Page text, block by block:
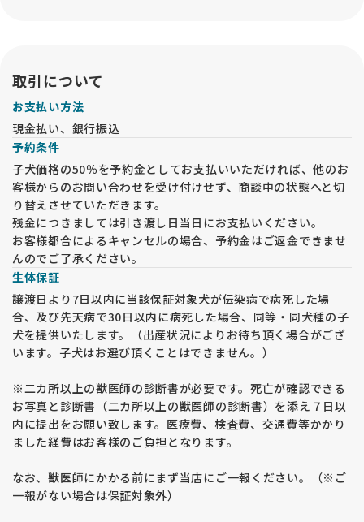
取引について
お支払い方法
現金払い、銀行振込
予約条件
子犬価格の50％を予約金としてお支払いいただければ、他のお
客様からのお問い合わせを受け付けせず、商談中の状態へと切
り替えさせていただきます。
残金につきましては引き渡し日当日にお支払いください。
お客様都合によるキャンセルの場合、予約金はご返金できませ
んのでご了承ください。
生体保証
譲渡日より7日以内に当該保証対象犬が伝染病で病死した場
合、及び先天病で30日以内に病死した場合、同等・同犬種の子
犬を提供いたします。（出産状況によりお待ち頂く場合がござ
います。子犬はお選び頂くことはできません。）
※二カ所以上の獣医師の診断書が必要です。死亡が確認できる
お写真と診断書（二カ所以上の獣医師の診断書）を添え７日以
内に提出をお願い致します。医療費、検査費、交通費等かかり
ました経費はお客様のご負担となります。
なお、獣医師にかかる前にまず当店にご一報ください。（※ご
一報がない場合は保証対象外）